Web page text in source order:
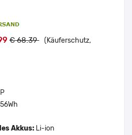
€ 68.39 (Käuferschutz,
Akkus: Li-ion